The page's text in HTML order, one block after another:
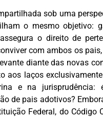
sob uma
o mesmo objetivo:
o direito de
com ambos os
diante das novas
aos laços
e na
de pais adotivos?
Federal, do